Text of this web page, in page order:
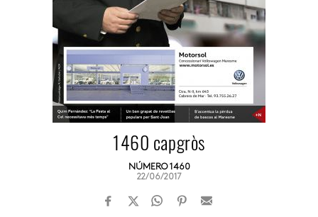
1460 capgròs
NÚMERO 1460
22/06/2017